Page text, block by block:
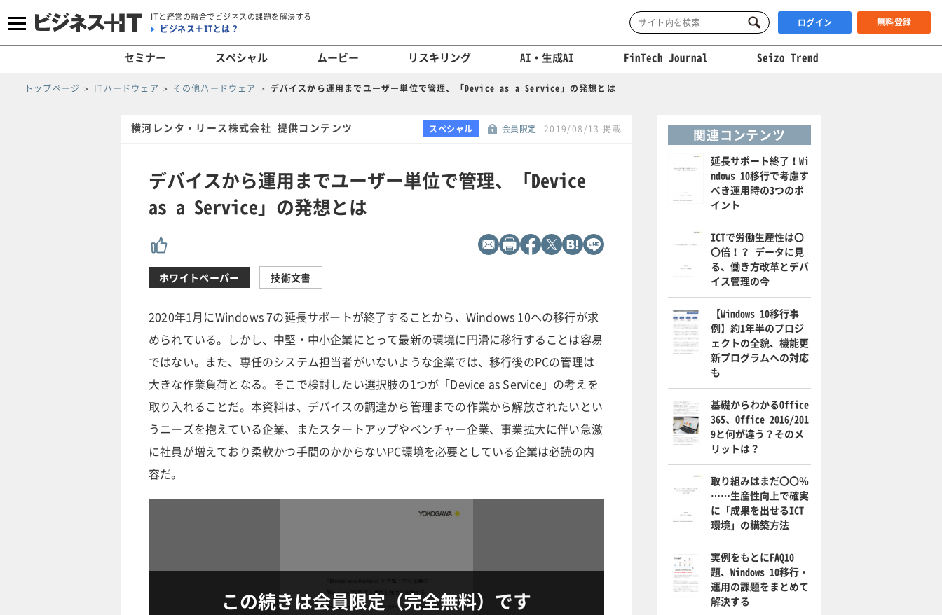
ITと経営の融合でビジネスの課題を解決する
ビジネス＋ITとは？ ログイン 無料登録
セミナー スペシャル ムービー リスキリング AI・生成AI FinTech Journal Seizo Trend
トップページ ITハードウェア その他ハードウェア デバイスから運用までユーザー単位で管理、「Device as a Service」の発想とは
横河レンタ・リース株式会社 提供コンテンツ スペシャル 会員限定 2019/08/13 掲載
デバイスから運用までユーザー単位で管理、「Device
as a Service」の発想とは
ホワイトペーパー 技術文書
2020年1月にWindows 7の延長サポートが終了することから、Windows 10への移行が求
められている。しかし、中堅・中小企業にとって最新の環境に円滑に移行することは容易
ではない。また、専任のシステム担当者がいないような企業では、移行後のPCの管理は
大きな作業負荷となる。そこで検討したい選択肢の1つが「Device as Service」の考えを
取り入れることだ。本資料は、デバイスの調達から管理までの作業から解放されたいとい
うニーズを抱えている企業、またスタートアップやベンチャー企業、事業拡大に伴い急激
に社員が増えており柔軟かつ手間のかからないPC環境を必要としている企業は必読の内
容だ。
この続きは会員限定（完全無料）です
関連コンテンツ
延長サポート終了！Wi
ndows 10移行で考慮す
べき運用時の3つのポ
イント
ICTで労働生産性は〇
〇倍！？ データに見
る、働き方改革とデバ
イス管理の今
【Windows 10移行事
例】約1年半のプロジ
ェクトの全貌、機能更
新プログラムへの対応
も
基礎からわかるOffice
365、Office 2016/201
9と何が違う？そのメ
リットは？
取り組みはまだ〇〇％
……生産性向上で確実
に「成果を出せるICT
環境」の構築方法
実例をもとにFAQ10
題、Windows 10移行・
運用の課題をまとめて
解決する